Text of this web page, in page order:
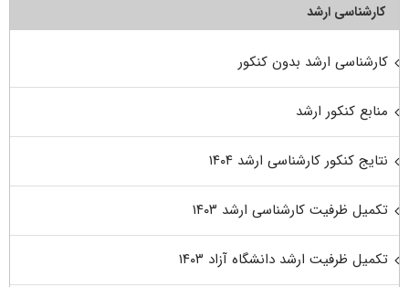
کارشناسی ارشد
کارشناسی ارشد بدون کنکور
منابع کنکور ارشد
نتایج کنکور کارشناسی ارشد ۱۴۰۴
تکمیل ظرفیت کارشناسی ارشد ۱۴۰۳
تکمیل ظرفیت ارشد دانشگاه آزاد ۱۴۰۳